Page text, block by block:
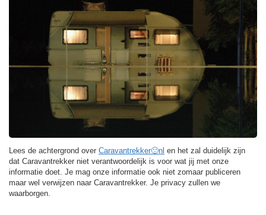
Lees de achtergrond over Caravantrekker🙂nl en het zal duidelijk zijn
dat Caravantrekker niet verantwoordelijk is voor wat jij met onze
informatie doet. Je mag onze informatie ook niet zomaar publiceren
maar wel verwijzen naar Caravantrekker. Je privacy zullen we
waarborgen.